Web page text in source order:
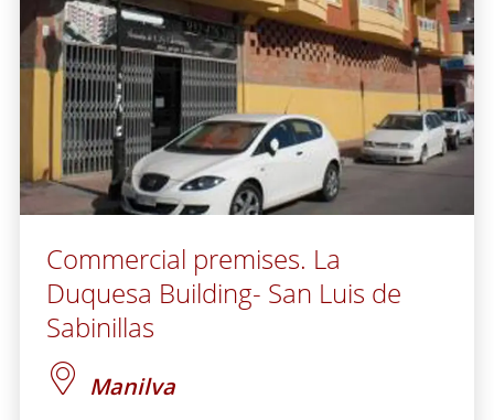
Commercial premises. La
Duquesa Building- San Luis de
Sabinillas
Manilva